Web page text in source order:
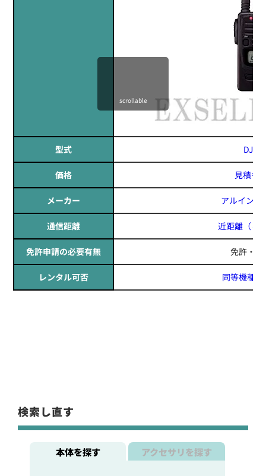
型式 DJ-
価格 見積も
メーカー アルインコ
通信距離 近距離（～
免許申請の必要有無 免許・
レンタル可否 同等機種
scrollable
検索し直す
本体を探す アクセサリを探す